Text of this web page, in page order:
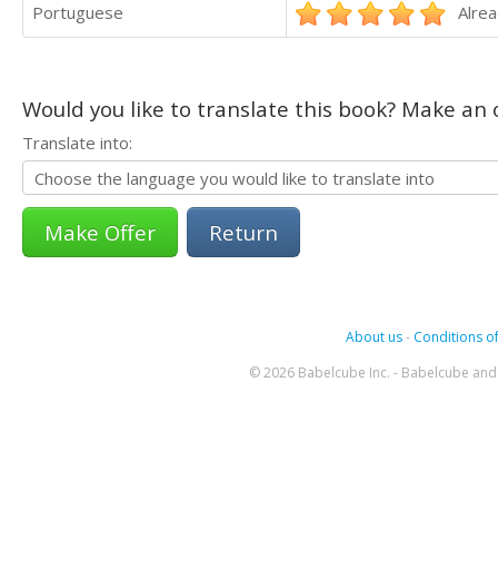
Portuguese
Would you like to translate this book? Make
Translate into:
Return
About us- Conditions
© 2026 Babelcube Inc. - Babelcube